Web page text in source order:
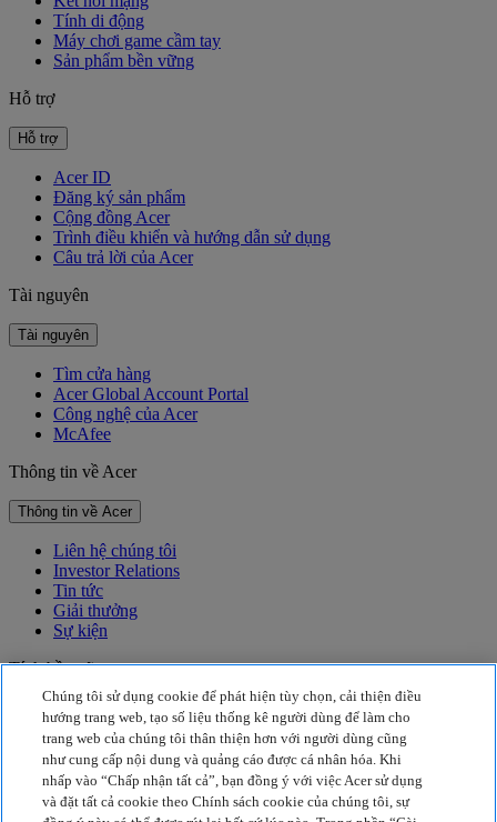
Tính di động
Máy chơi game cầm tay
Sản phẩm bền vững
Hỗ trợ
Hỗ trợ
Acer ID
Đăng ký sản phẩm
Cộng đồng Acer
Trình điều khiển và hướng dẫn sử dụng
Câu trả lời của Acer
Tài nguyên
Tài nguyên
Tìm cửa hàng
Acer Global Account Portal
Công nghệ của Acer
McAfee
Thông tin về Acer
Thông tin về Acer
Liên hệ chúng tôi
Investor Relations
Tin tức
Giải thưởng
Sự kiện
Tính bền vững
Tính bền vững
Trách nhiệm xã hội của doanh nghiệp
Lượng khí thải carbon của sản phẩm
Project Humanity
Earthion
Chúng tôi sử dụng cookie để phát hiện tùy chọn, cải thiện điều
hướng trang web, tạo số liệu thống kê người dùng để làm cho
trang web của chúng tôi thân thiện hơn với người dùng cũng
như cung cấp nội dung và quảng cáo được cá nhân hóa. Khi
nhấp vào “Chấp nhận tất cả”, bạn đồng ý với việc Acer sử dụng
và đặt tất cả cookie theo Chính sách cookie của chúng tôi, sự